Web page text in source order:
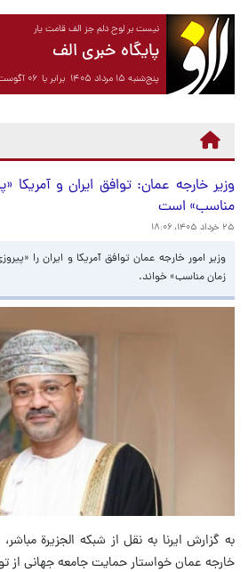
نیست بر لوح دلم جز الف قامت یار
پایگاه خبری الف
پنج‌شنبه ۱۵ مرداد ۱۴۰۵ برابر با ۰۶ آگوست ۲۰۲۶
وزیر خارجه عمان: توافق ایران و آمریکا
مناسب» است
۲۵ خرداد ۱۴۰۵، ۱۸:۰۶
وزیر امور خارجه عمان توافق آمریکا و ایران را
زمان مناسب» خواند.
به گزارش ایرنا به نقل از شبکه الجزیرة
خارجه عمان خواستار حمایت جامعه جهانی از